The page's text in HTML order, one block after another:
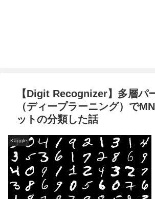
【Digit Recognizer】多層パ
（ディープラーニング）で
ットの分類した話
Kaggle